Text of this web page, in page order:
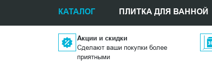
КАТАЛОГ ПЛИТКА ДЛЯ ВАННОЙ
Акции и скидки
Сделают ваши покупки более
приятными